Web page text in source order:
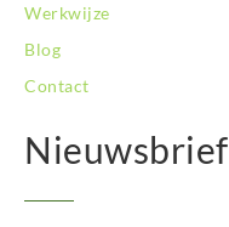
Werkwijze
Blog
Contact
Nieuwsbrief